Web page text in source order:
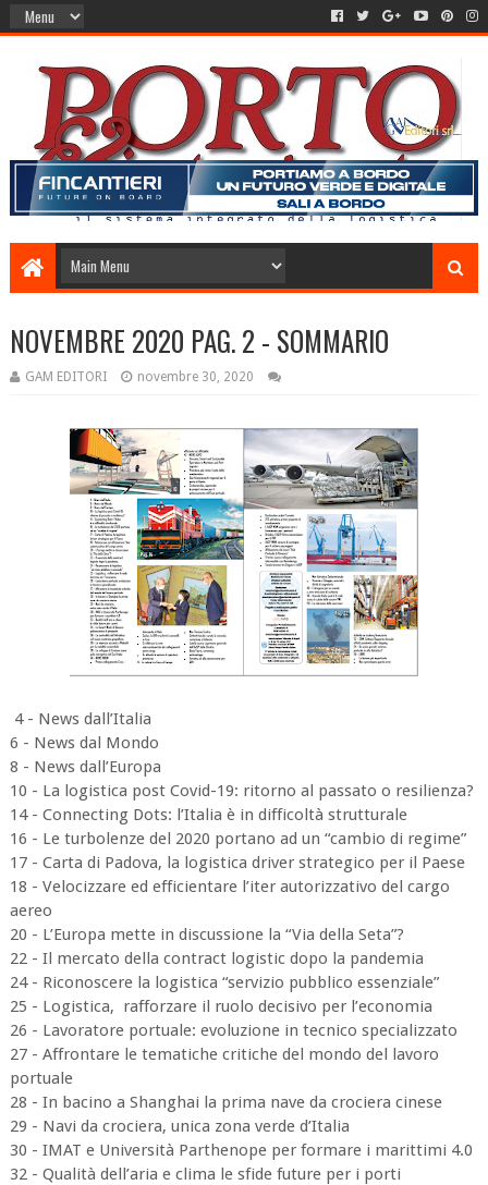
NOVEMBRE 2020 PAG. 2 - SOMMARIO
GAM EDITORI novembre 30, 2020
4 - News dall’Italia
6 - News dal Mondo
8 - News dall’Europa
10 - La logistica post Covid-19: ritorno al passato o resilienza?
14 - Connecting Dots: l’Italia è in difficoltà strutturale
16 - Le turbolenze del 2020 portano ad un “cambio di regime”
17 - Carta di Padova, la logistica driver strategico per il Paese
18 - Velocizzare ed efficientare l’iter autorizzativo del cargo
aereo
20 - L’Europa mette in discussione la “Via della Seta”?
22 - Il mercato della contract logistic dopo la pandemia
24 - Riconoscere la logistica “servizio pubblico essenziale”
25 - Logistica, rafforzare il ruolo decisivo per l’economia
26 - Lavoratore portuale: evoluzione in tecnico specializzato
27 - Affrontare le tematiche critiche del mondo del lavoro
portuale
28 - In bacino a Shanghai la prima nave da crociera cinese
29 - Navi da crociera, unica zona verde d’Italia
30 - IMAT e Università Parthenope per formare i marittimi 4.0
32 - Qualità dell’aria e clima le sfide future per i porti